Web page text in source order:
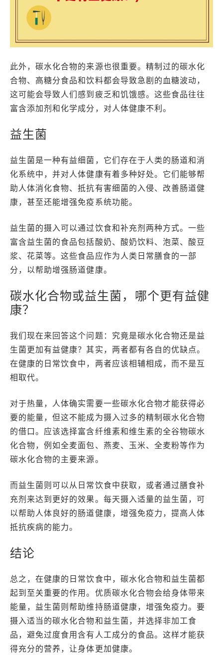
此外，碳水化合物的来源也很重要。精制过的碳水化
合物、高糖分食品和饮料都会导致急剧的血糖波动，
这可能会导致人们感到疲乏和饥饿感。这些食品往往
富含添加剂和化学成分，对人体健康不利。
益生菌
益生菌是一种有益细菌，它们存在于人类的肠道和消
化系统中，并对人体健康有着多种好处。它们能够帮
助人体消化食物、抵抗有害细菌的入侵、改善肠道健
康，甚至还能增强免疫系统功能。
益生菌的摄入可以通过饮食和补充剂两种方式。一些
富含益生菌的食品包括酸奶、酸奶饮料、泡菜、酸豆
浆、花菜等。这些食品应作为人类日常膳食的一部
分，以帮助增强肠道健康。
碳水化合物或益生菌，哪个更有益健
康？
我们现在来回答这个问题：究竟是碳水化合物还是益
生菌更加有益健康？其实，两者都有各自的优缺点。
在健康的日常饮食中，两者应该相辅相成，而不是互
相取代。
对于热量，人体确实需要一些碳水化合物才能获得必
要的能量，但这不能成为摄入过多的精制碳水化合物
的借口。应该选择富含纤维素和维生素的全谷物碳水
化合物，例如全麦面包、燕麦、玉米、全麦粉等作为
碳水化合物的主要来源。
而益生菌则可以从日常饮食中获取，或者通过膳食补
充剂来达到更好的效果。每天摄入适量的益生菌，可
以帮助人体良好的肠道健康，增强免疫力，提高人体
抵抗疾病的能力。
结论
总之，在健康的日常饮食中，碳水化合物和益生菌都
起到至关重要的作用。优质碳水化合物会给身体带来
能量，益生菌则帮助维持肠道健康，增强免疫力。要
摄入适当的碳水化合物和益生菌，并选择非加工食
品，避免过度食用含有人工成分的食品。这样才能获
得充分的营养，让身体更加健康。